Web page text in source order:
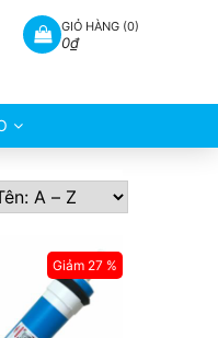
GIỎ HÀNG (0)
0₫
Giảm 27 %